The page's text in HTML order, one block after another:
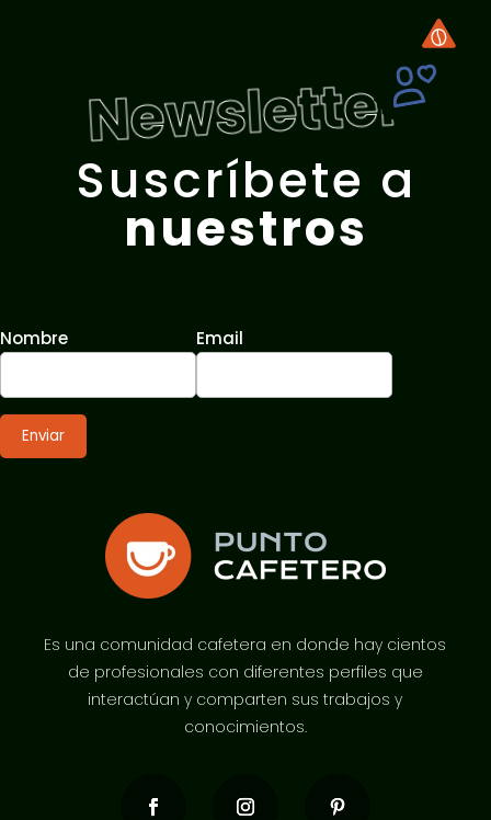
Newsletter
Suscríbete a
nuestros
Nombre Email
Es una comunidad cafetera en donde hay cientos
de profesionales con diferentes perfiles que
interactúan y comparten sus trabajos y
conocimientos.